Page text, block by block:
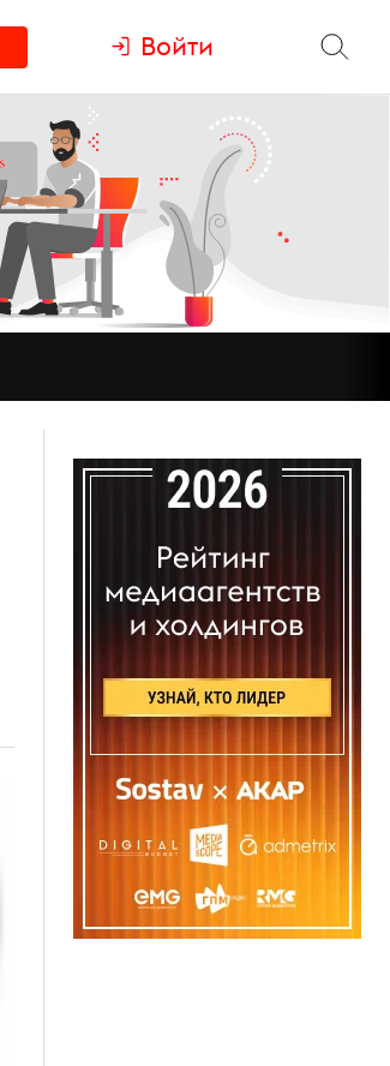
Войти